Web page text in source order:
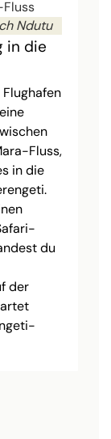
Ndutu
in die
Fluss,
in die
du
der